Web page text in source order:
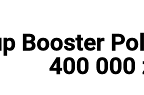
Booster
400 000